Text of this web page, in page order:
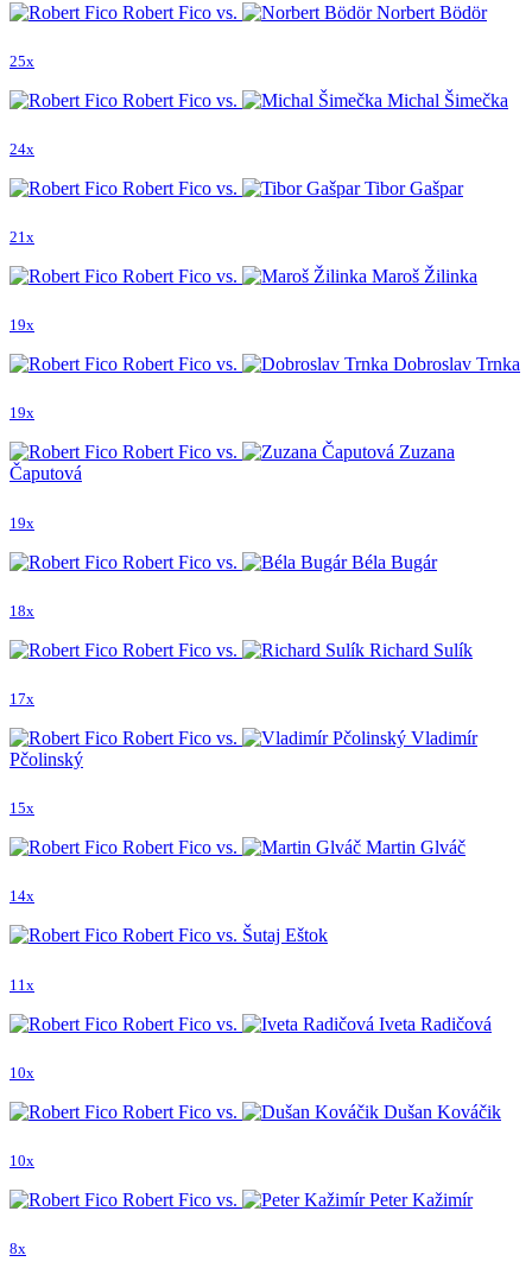
Robert Fico vs. Norbert Bödör
25x
Robert Fico vs. Michal Šimečka
24x
Robert Fico vs. Tibor Gašpar
21x
Robert Fico vs. Maroš Žilinka
19x
Robert Fico vs. Dobroslav Trnka
19x
Robert Fico vs.
Zuzana
Čaputová
19x
Robert Fico vs. Béla Bugár
18x
Robert Fico vs. Richard Sulík
17x
Robert Fico vs.
Vladimír
Pčolinský
15x
Robert Fico vs. Martin Glváč
14x
Robert Fico vs. Šutaj Eštok
11x
Robert Fico vs. Iveta Radičová
10x
Robert Fico vs. Dušan Kováčik
10x
Robert Fico vs. Peter Kažimír
8x